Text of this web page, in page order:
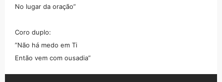
No lugar da oração”
Coro duplo:
”Não há medo em Ti
Então vem com ousadia”